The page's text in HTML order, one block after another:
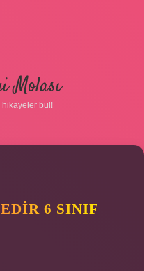
Molası
bul!
6 SINIF